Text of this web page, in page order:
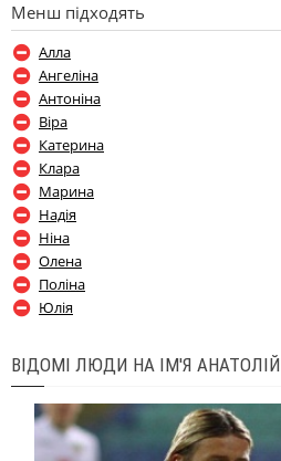
Менш підходять
Алла
Ангеліна
Антоніна
Віра
Катерина
Клара
Марина
Надія
Ніна
Олена
Поліна
Юлія
ВІДОМІ ЛЮДИ НА ІМ'Я АНАТОЛІЙ